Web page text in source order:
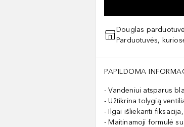
Douglas parduotuvė
Parduotuvės,
PAPILDOMA
Vandeniui atsparus
Užtikrina tolygią
Ilgai išliekanti
Maitinamoji formulė